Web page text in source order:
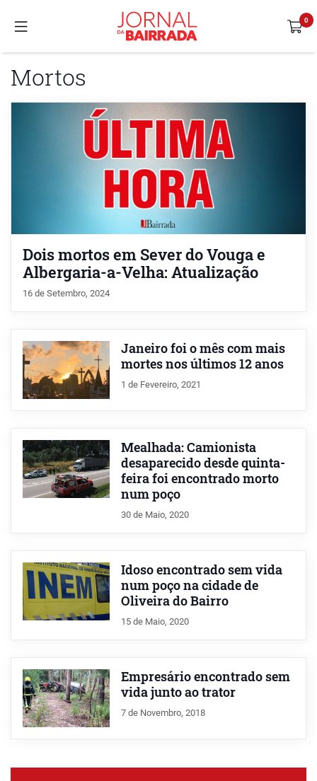
Mortos
Dois mortos em Sever do Vouga e
Albergaria-a-Velha: Atualização
16 de Setembro, 2024
Janeiro foi o mês com mais
mortes nos últimos 12 anos
1 de Fevereiro, 2021
Mealhada: Camionista
desaparecido desde quinta-
feira foi encontrado morto
num poço
30 de Maio, 2020
Idoso encontrado sem vida
num poço na cidade de
Oliveira do Bairro
15 de Maio, 2020
Empresário encontrado sem
vida junto ao trator
7 de Novembro, 2018